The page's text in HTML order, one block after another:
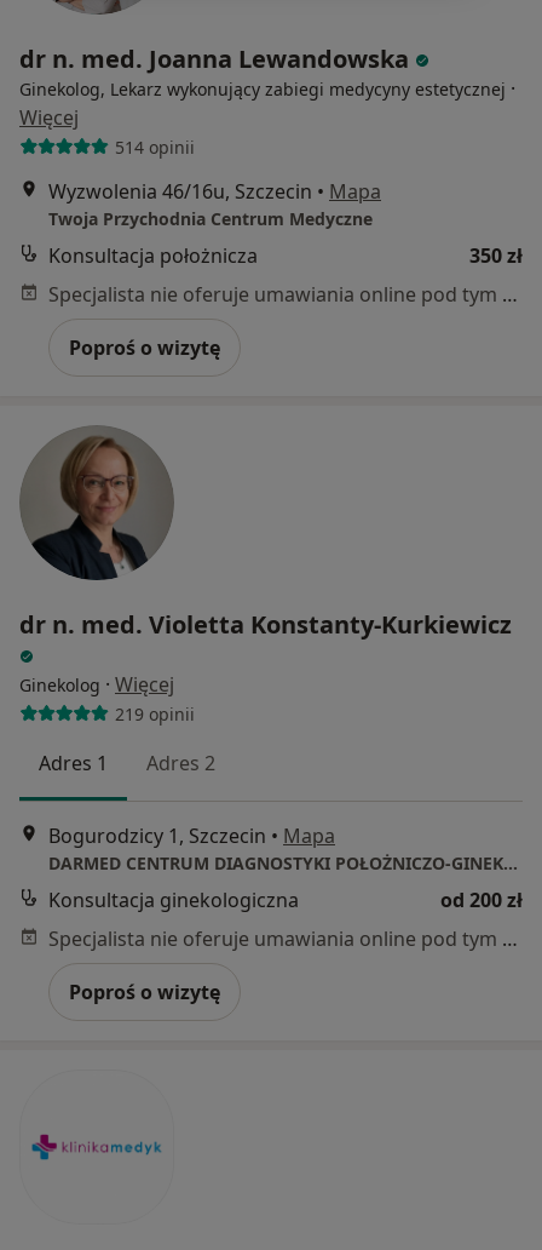
dr n. med. Joanna Lewandowska
Ginekolog, Lekarz wykonujący zabiegi medycyny estetycznej ·
Więcej
514 opinii
Wyzwolenia 46/16u, Szczecin • Mapa
Twoja Przychodnia Centrum Medyczne
Konsultacja położnicza
350 zł
Specjalista nie oferuje umawiania online pod tym adresem.
Poproś o wizytę
dr n. med. Violetta Konstanty-Kurkiewicz
Ginekolog · Więcej
219 opinii
Adres 1 Adres 2
Bogurodzicy 1, Szczecin • Mapa
DARMED CENTRUM DIAGNOSTYKI POŁOŻNICZO-GINEKOLOGICZNEJ
Konsultacja ginekologiczna
od 200 zł
Specjalista nie oferuje umawiania online pod tym adresem.
Poproś o wizytę